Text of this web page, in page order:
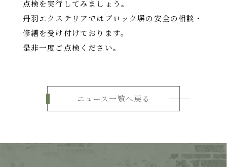
点検を実行してみましょう。
丹羽エクステリアではブロック塀の安全の相談・
修繕を受け付けております。
是非一度ご点検ください。
ニュース一覧へ戻る